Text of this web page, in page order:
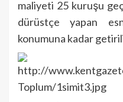
maliyeti 25 kuruşu
dürüstçe yapan
konumuna kadar